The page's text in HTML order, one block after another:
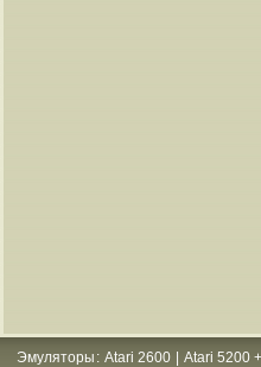
Эмуляторы : Atari 2600 Atari 5200